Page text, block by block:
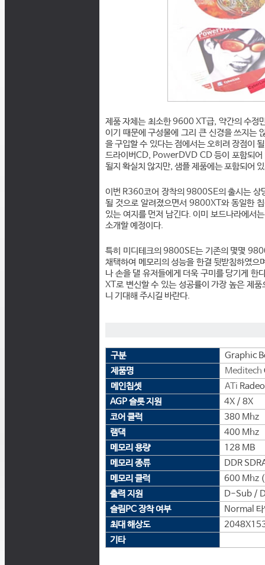
제품 자체는 최소한 9600 XT급, 약간의 수정
이기 때문에 구성물에 그리 큰 신경을 쓰지는
을 구입할 수 있다는 점에서는 오히려 장점이
드라이버CD, PowerDVD CD 등이 포함되
될지 확실치 않지만, 샘플 제품에는 포함되어
이번 R360코어 장착의 9800SE의 출시는 상
될 것으로 알려졌으면서 9800XT와 동일한
있는 여지를 먼저 남긴다. 이미 보드나라에서
소개할 예정이다.
특히 미디테크의 9800SE는 기존의 몇몇
채택하여 메모리의 성능을 한결 뒷받침하였
나 손을 댈 유저들에게 더욱 구미를 당기게
XT로 변신할 수 있는 성공률이 가장 높은 제품
니 기대해 주시길 바란다.
구분
Graphic
제품명
Meditech
메인칩셋
ATi
AGP 슬롯 지원
4X / 8X
코어 클럭
380 Mhz
램댁
400 Mhz
메모리 용량
128 MB
메모리 종류
DDR
메모리 클럭
600 Mhz
출력 지원
D-Sub /
슬림PC 장착 여부
Normal 타
최대 해상도
기타